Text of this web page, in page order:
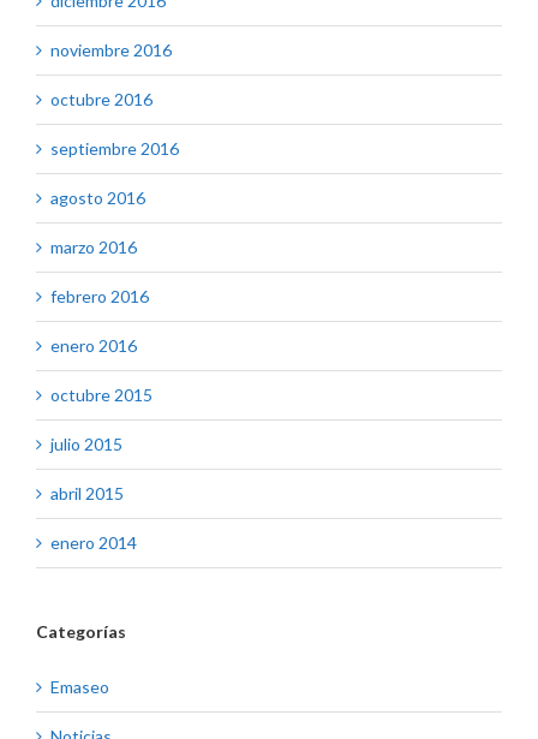
noviembre 2016
octubre 2016
septiembre 2016
agosto 2016
marzo 2016
febrero 2016
enero 2016
octubre 2015
julio 2015
abril 2015
enero 2014
Categorías
Emaseo